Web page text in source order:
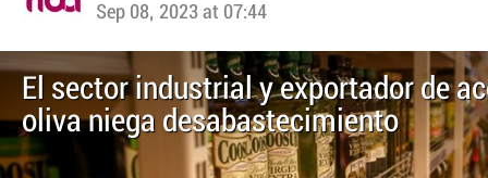
Sep 08, 2023 at 07:44
El sector industrial y exportador de
oliva niega desabastecimiento